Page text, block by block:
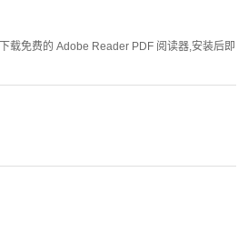
载免费的 Adobe Reader PDF 阅读器,安装后即